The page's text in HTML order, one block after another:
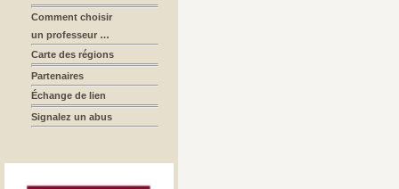
Comment choisir
un professeur …
Carte des régions
Partenaires
Échange de lien
Signalez un abus